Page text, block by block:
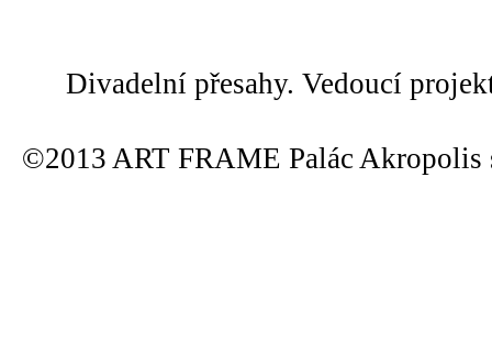
Divadelní přesahy. Vedoucí
©2013 ART FRAME Palác Akropolis